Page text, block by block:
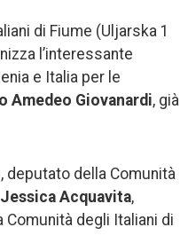
di Fiume (Uljarska 1
l’interessante
e Italia per le
Amedeo Giovanardi, già
, deputato della Comunità
Jessica Acquavita,
Comunità degli Italiani di